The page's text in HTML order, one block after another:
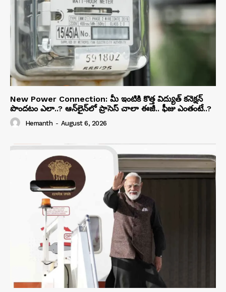
New Power Connection: మీ ఇంటికి కొత్త విద్యుత్ కనెక్షన్
పొందటం ఎలా..? ఆన్‌లైన్‌లో ప్రాసెస్ చాలా ఈజీ.. ఫీజు ఎంతంటే..?
Hemanth - August 6, 2026